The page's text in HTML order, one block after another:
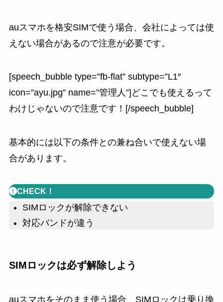
auスマホを格安SIMで使う場合、 会社によっては使
えない場合があるので注意が必要です。
[speech_bubble type=”fb-flat” subtype=”L1″
icon=”ayu.jpg” name=”管理人”]どこでも使えるって
わけじゃないので注意です！[/speech_bubble]
基本的には以下の条件との兼ね合いで使えない場
合があります。
CHECK！
SIMロックが解除できない
対応バンドが違う
SIMロックは必ず解除しよう
auスマホをそのまま使う場合、 SIMロックは乗り換